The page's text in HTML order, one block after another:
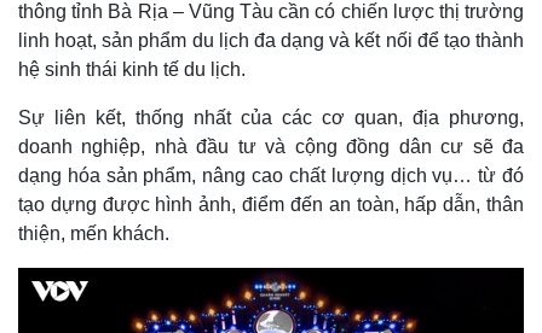
thông tỉnh Bà Rịa – Vũng Tàu cần có chiến lược thị trường
linh hoạt, sản phẩm du lịch đa dạng và kết nối để tạo thành
hệ sinh thái kinh tế du lịch.
Sự liên kết, thống nhất của các cơ quan, địa phương,
doanh nghiệp, nhà đầu tư và cộng đồng dân cư sẽ đa
dạng hóa sản phẩm, nâng cao chất lượng dịch vụ… từ đó
tạo dựng được hình ảnh, điểm đến an toàn, hấp dẫn, thân
thiện, mến khách.